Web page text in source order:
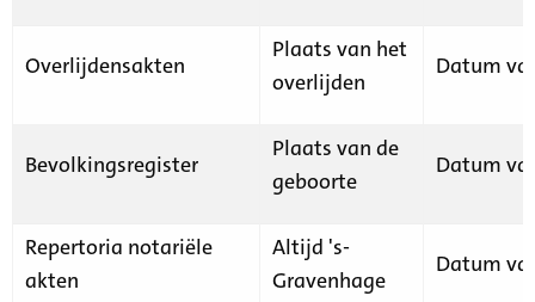
Overlijdensakten
Plaats van het
overlijden
Datum
Bevolkingsregister
Plaats van de
geboorte
Datum
Repertoria notariële
akten
Altijd 's-
Gravenhage
Datum